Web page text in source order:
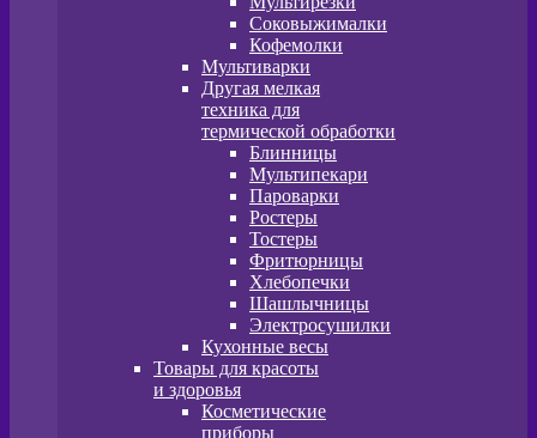
Соковыжималки
Кофемолки
Мультиварки
Другая мелкая
техника для
термической обработки
Блинницы
Мультипекари
Пароварки
Ростеры
Тостеры
Фритюрницы
Хлебопечки
Шашлычницы
Электросушилки
Кухонные весы
Товары для красоты
и здоровья
Косметические
приборы